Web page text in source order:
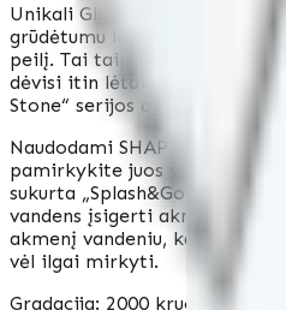
Unikali Glass Stone akmenų
grūdėtumu leidžia labai
peilį. Tai taip pat turi įtakos
dėvisi itin lėtai ir retkarčiais
Stone“ serijos akmenys yra
Naudodami SHAPTON
pamirkykite juos vandenyje
sukurta „Splash&Go“
vandens įsigerti akmeniui.
akmenį vandeniu, kai vėl
vėl ilgai mirkyti.
Gradacija: 2000 kruopų